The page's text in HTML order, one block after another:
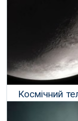
Космічний